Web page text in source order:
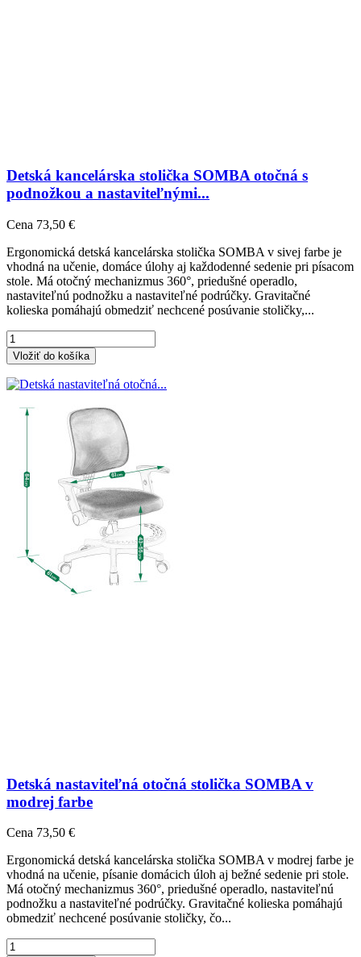
Detská kancelárska stolička SOMBA otočná s
podnožkou a nastaviteľnými...
Cena 73,50 €
Ergonomická detská kancelárska stolička SOMBA v sivej farbe je
vhodná na učenie, domáce úlohy aj každodenné sedenie pri písacom
stole. Má otočný mechanizmus 360°, priedušné operadlo,
nastaviteľnú podnožku a nastaviteľné podrúčky. Gravitačné
kolieska pomáhajú obmedziť nechcené posúvanie stoličky,...
Vložiť do košíka
Detská nastaviteľná otočná stolička SOMBA v
modrej farbe
Cena 73,50 €
Ergonomická detská kancelárska stolička SOMBA v modrej farbe je
vhodná na učenie, písanie domácich úloh aj bežné sedenie pri stole.
Má otočný mechanizmus 360°, priedušné operadlo, nastaviteľnú
podnožku a nastaviteľné podrúčky. Gravitačné kolieska pomáhajú
obmedziť nechcené posúvanie stoličky, čo...